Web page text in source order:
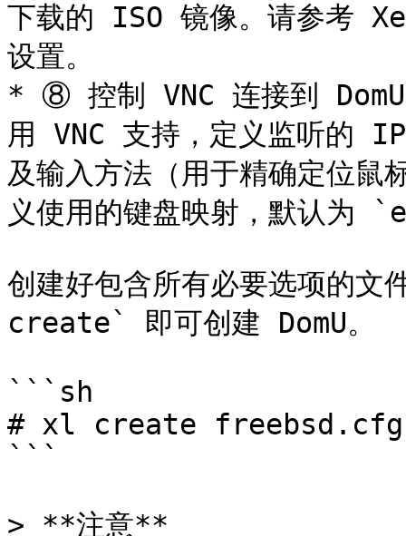
下载的 ISO 镜像。请参考
设置。
* ⑧ 控制 VNC 连接到 DomU
用 VNC 支持，定义监听的
及输入方法（用于精确定位
义使用的键盘映射，默认为
创建好包含所有必要选项的
create` 即可创建 DomU。
```sh
# xl create freebsd.cfg
```
> **注意**